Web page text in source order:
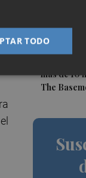
La
tiempo
las obras
Roig
más de 10
The
TODO